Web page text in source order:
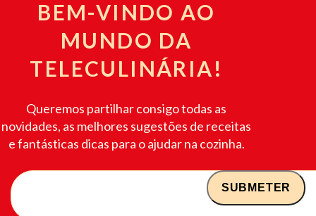
BEM-VINDO AO
MUNDO DA
TELECULINÁRIA!
Queremos partilhar consigo todas as
novidades, as melhores sugestões de receitas
e fantásticas dicas para o ajudar na cozinha.